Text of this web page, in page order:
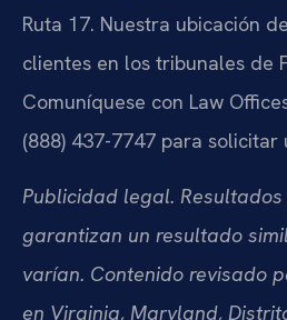
Ruta 17. Nuestra ubicación
clientes en los tribunales de
Comuníquese con Law
(888) 437-7747 para solicitar
Publicidad legal.
garantizan un resultado
varían. Contenido revisado
en Virginia, Maryland,